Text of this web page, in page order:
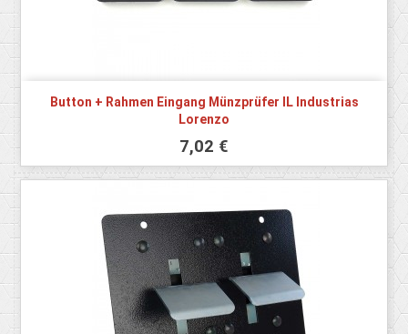
Button + Rahmen Eingang Münzprüfer IL Industrias
Lorenzo
7,02 €